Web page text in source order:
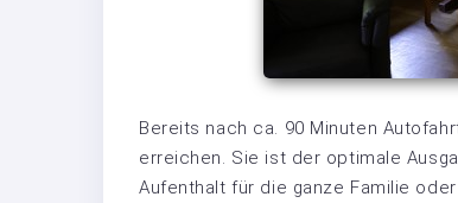
Bereits nach ca. 90 Minuten
erreichen. Sie ist der optimale
Aufenthalt für die ganze Familie